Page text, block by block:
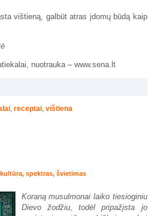
vištieną, galbūt atras įdomų būdą kaip
nuotrauka – www.sena.lt
, receptai, vištiena
kultūra, spektras, švietimas
Koraną musulmonai laiko tiesioginiu
Dievo žodžiu, todėl pripažįsta jo